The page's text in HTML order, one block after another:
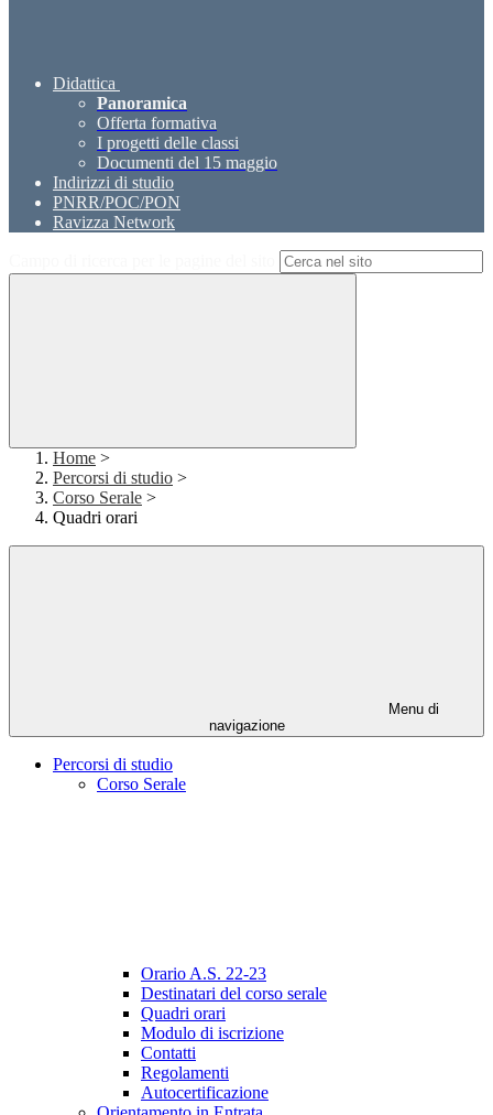
Didattica
Panoramica
Offerta formativa
I progetti delle classi
Documenti del 15 maggio
Indirizzi di studio
PNRR/POC/PON
Ravizza Network
Home >
Percorsi di studio >
Corso Serale >
Quadri orari
Menu di
navigazione
Percorsi di studio
Corso Serale
Orario A.S. 22-23
Destinatari del corso serale
Quadri orari
Modulo di iscrizione
Contatti
Regolamenti
Autocertificazione